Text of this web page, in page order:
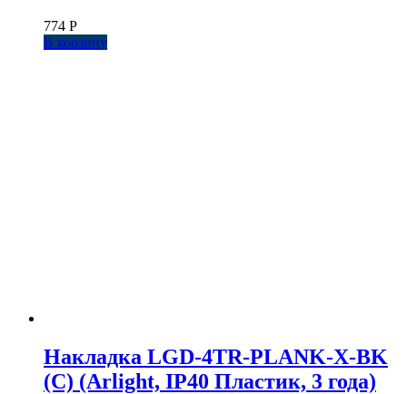
774 Р
В корзину
Накладка LGD-4TR-PLANK-X-BK
(C) (Arlight, IP40 Пластик, 3 года)